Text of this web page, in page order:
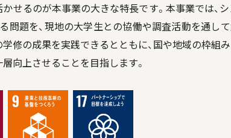
せるのが本事業の大きな特長です。本事業では、
問題を、現地の大学生との協働や調査活動を通し
修の成果を実践できるとともに、国や地域の枠組
向上させることを目指します。